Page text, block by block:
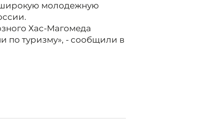
широкую молодежную
Хас-Магомеда
по туризму», - сообщили в